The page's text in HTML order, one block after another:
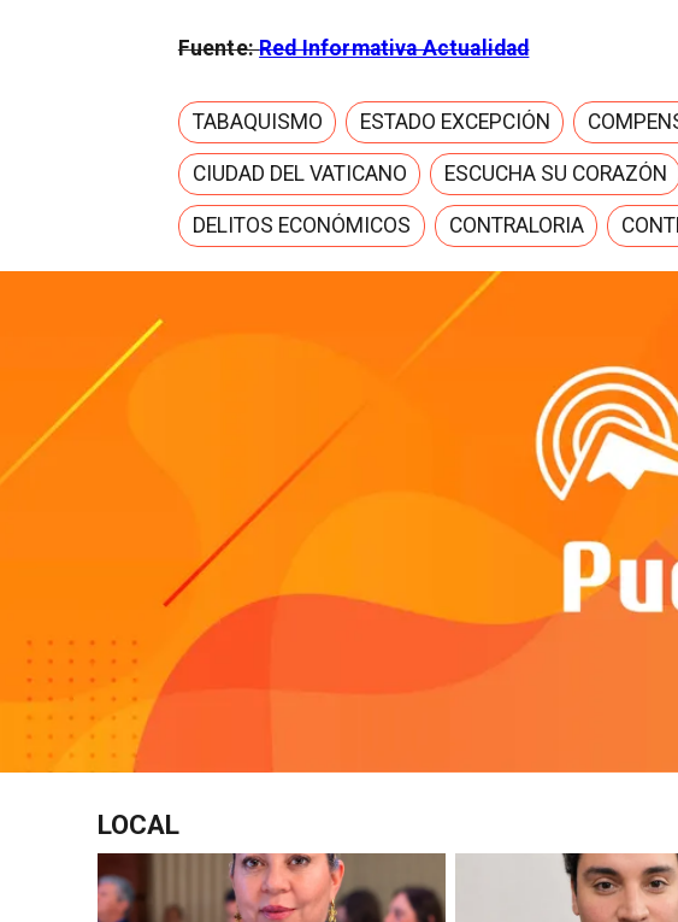
Fuente:Red Informativa Actualidad
TABAQUISMO ESTADO EXCEPCIÓN
CIUDAD DEL VATICANO ESCUCHA SU CORAZÓN
DELITOS ECONÓMICOS CONTRALORIA
LOCAL